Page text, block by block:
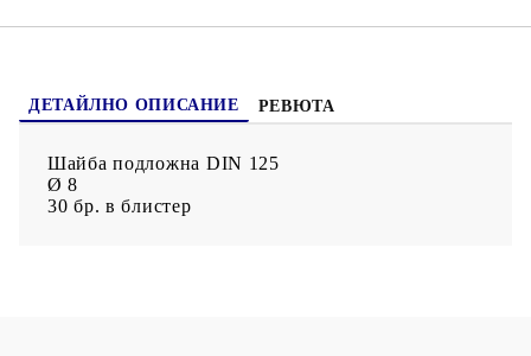
ДЕТАЙЛНО ОПИСАНИЕ РЕВЮТА
Шайба подложна DIN 125
Ø 8
30 бр. в блистер